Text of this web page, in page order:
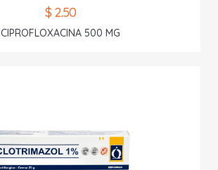
$ 2.50
CIPROFLOXACINA 500 MG